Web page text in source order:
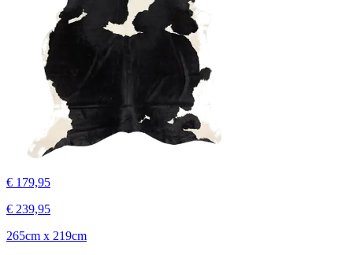
€ 179,95
€ 239,95
265cm x 219cm